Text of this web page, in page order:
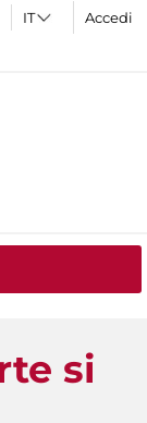
Accedi
si